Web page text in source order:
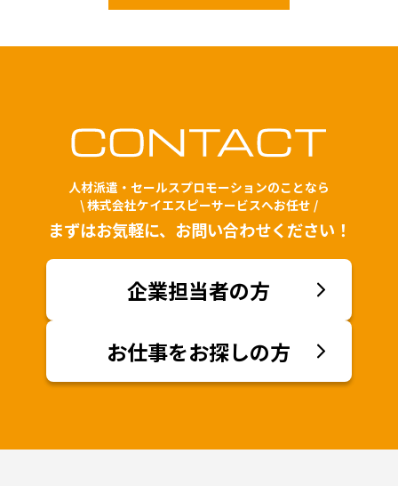
人材派遣・セールスプロモーションのことなら
\ 株式会社ケイエスピーサービスへお任せ /
まずはお気軽に、お問い合わせください！
企業担当者の方
お仕事をお探しの方